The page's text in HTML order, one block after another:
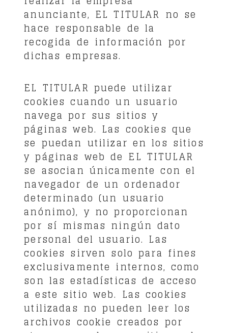
anunciante, EL TITULAR no se
hace responsable de la
recogida de información por
dichas empresas.
EL TITULAR puede utilizar
cookies cuando un usuario
navega por sus sitios y
páginas web. Las cookies que
se puedan utilizar en los sitios
y páginas web de EL TITULAR
se asocian únicamente con el
navegador de un ordenador
determinado (un usuario
anónimo), y no proporcionan
por sí mismas ningún dato
personal del usuario. Las
cookies sirven solo para fines
exclusivamente internos, como
son las estadísticas de acceso
a este sitio web. Las cookies
utilizadas no pueden leer los
archivos cookie creados por